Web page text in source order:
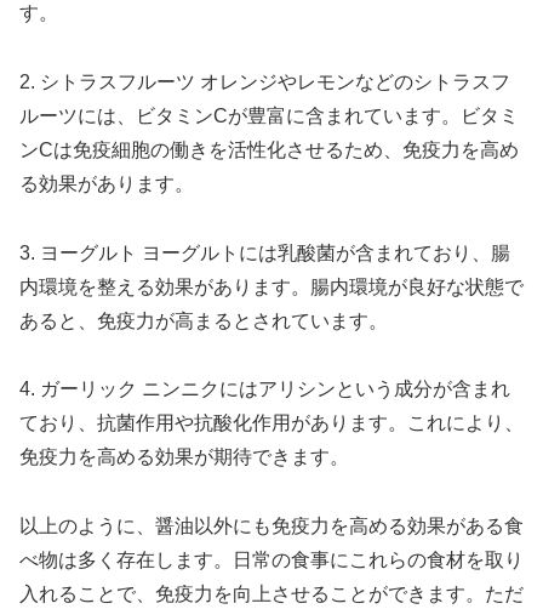
す。
2. シトラスフルーツ オレンジやレモンなどのシトラスフ
ルーツには、ビタミンCが豊富に含まれています。ビタミ
ンCは免疫細胞の働きを活性化させるため、免疫力を高め
る効果があります。
3. ヨーグルト ヨーグルトには乳酸菌が含まれており、腸
内環境を整える効果があります。腸内環境が良好な状態で
あると、免疫力が高まるとされています。
4. ガーリック ニンニクにはアリシンという成分が含まれ
ており、抗菌作用や抗酸化作用があります。これにより、
免疫力を高める効果が期待できます。
以上のように、醤油以外にも免疫力を高める効果がある食
べ物は多く存在します。日常の食事にこれらの食材を取り
入れることで、免疫力を向上させることができます。ただ